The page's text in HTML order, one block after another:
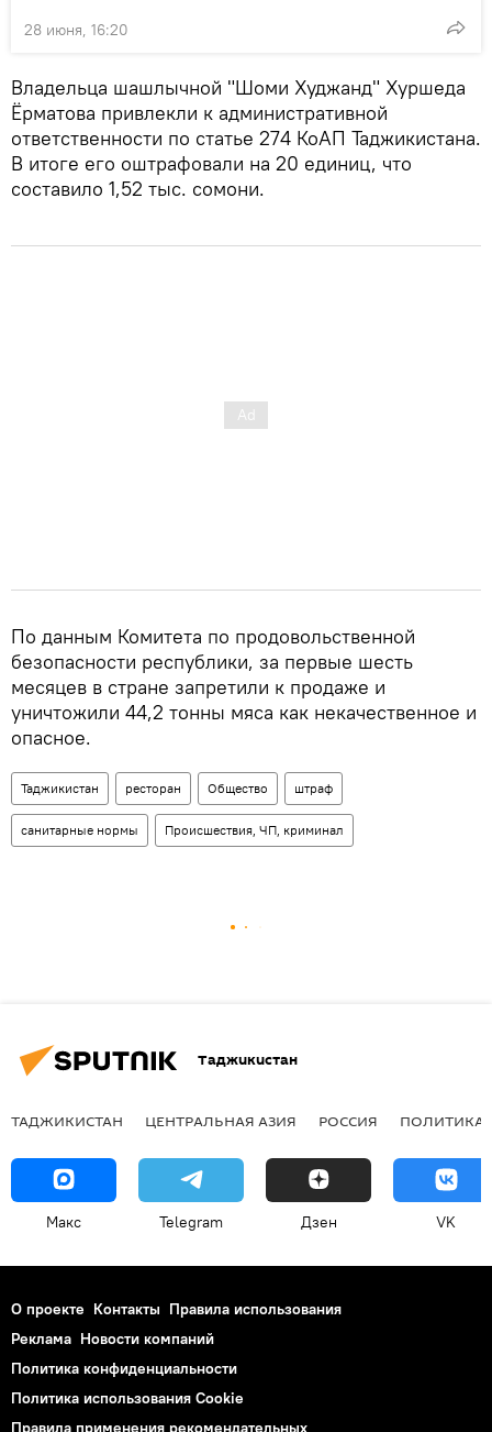
28 июня, 16:20
Владельца шашлычной "Шоми Худжанд" Хуршеда
Ёрматова привлекли к административной
ответственности по статье 274 КоАП Таджикистана.
В итоге его оштрафовали на 20 единиц, что
составило 1,52 тыс. сомони.
По данным Комитета по продовольственной
безопасности республики, за первые шесть
месяцев в стране запретили к продаже и
уничтожили 44,2 тонны мяса как некачественное и
опасное.
Таджикистан ресторан Общество штраф
санитарные нормы Происшествия, ЧП, криминал
Таджикистан
ТАДЖИКИСТАН ЦЕНТРАЛЬНАЯ АЗИЯ РОССИЯ ПОЛИТИКА
Макс Telegram Дзен VK
О проекте Контакты Правила использования
Реклама Новости компаний
Политика конфиденциальности
Политика использования Cookie
Правила применения рекомендательных